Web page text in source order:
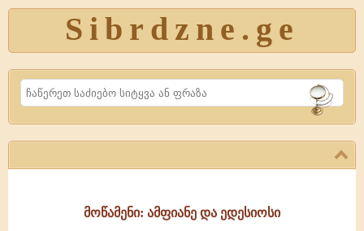
Sibrdzne.ge
Search
მოწამენი: ამფიანე და ედესიოსი